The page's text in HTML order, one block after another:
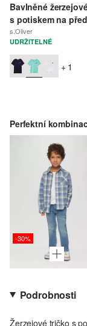
Bavlněné
s potiskem na
s.Oliver
UDRŽITELNÉ
+ 1
Perfektní
-30%
Podrobnosti
Žerzejové tričko s